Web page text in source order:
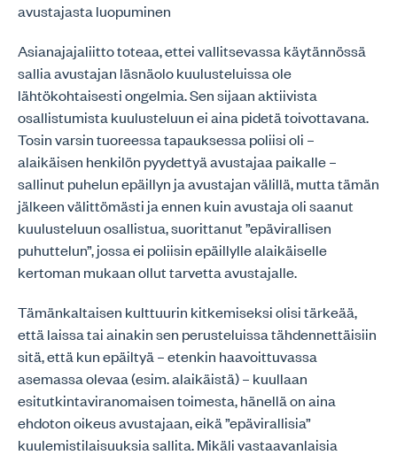
avustajasta luopuminen
Asianajajaliitto toteaa, ettei vallitsevassa käytännössä
sallia avustajan läsnäolo kuulusteluissa ole
lähtökohtaisesti ongelmia. Sen sijaan aktiivista
osallistumista kuulusteluun ei aina pidetä toivottavana.
Tosin varsin tuoreessa tapauksessa poliisi oli –
alaikäisen henkilön pyydettyä avustajaa paikalle –
sallinut puhelun epäillyn ja avustajan välillä, mutta tämän
jälkeen välittömästi ja ennen kuin avustaja oli saanut
kuulusteluun osallistua, suorittanut ”epävirallisen
puhuttelun”, jossa ei poliisin epäillylle alaikäiselle
kertoman mukaan ollut tarvetta avustajalle.
Tämänkaltaisen kulttuurin kitkemiseksi olisi tärkeää,
että laissa tai ainakin sen perusteluissa tähdennettäisiin
sitä, että kun epäiltyä – etenkin haavoittuvassa
asemassa olevaa (esim. alaikäistä) – kuullaan
esitutkintaviranomaisen toimesta, hänellä on aina
ehdoton oikeus avustajaan, eikä ”epävirallisia”
kuulemistilaisuuksia sallita. Mikäli vastaavanlaisia